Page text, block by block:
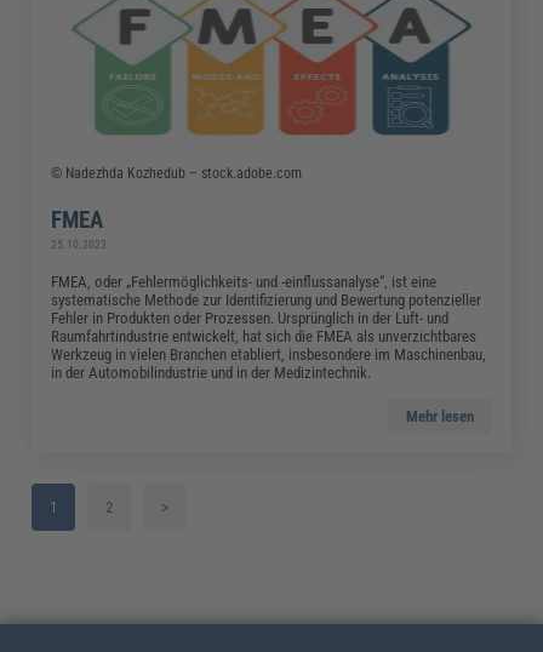
© Nadezhda Kozhedub – stock.adobe.com
FMEA
25.10.2023
FMEA, oder „Fehlermöglichkeits- und -einflussanalyse“, ist eine
systematische Methode zur Identifizierung und Bewertung potenzieller
Fehler in Produkten oder Prozessen. Ursprünglich in der Luft- und
Raumfahrtindustrie entwickelt, hat sich die FMEA als unverzichtbares
Werkzeug in vielen Branchen etabliert, insbesondere im Maschinenbau,
in der Automobilindustrie und in der Medizintechnik.
Mehr lesen
1 2 >